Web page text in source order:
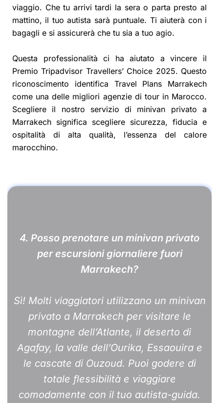
viaggio. Che tu arrivi tardi la sera o parta presto al
mattino, il tuo autista sarà puntuale. Ti aiuterà con i
bagagli e si assicurerà che tu sia a tuo agio.
Questa professionalità ci ha aiutato a vincere il
Premio Tripadvisor Travellers’ Choice 2025. Questo
riconoscimento identifica Travel Plans Marrakech
come una delle migliori agenzie di tour in Marocco.
Scegliere il nostro servizio di minivan privato a
Marrakech significa scegliere sicurezza, fiducia e
ospitalità di alta qualità, l’essenza del calore
marocchino.
4. Posso prenotare un minivan privato
per escursioni giornaliere fuori
Marrakech?
Sì! Molti viaggiatori utilizzano un minivan
privato a Marrakech per visitare le
montagne dell’Atlante, il deserto di
Agafay, la valle dell’Ourika, Essaouira e
le cascate di Ouzoud. Puoi godere di
totale flessibilità e viaggiare
comodamente con il tuo autista-guida.